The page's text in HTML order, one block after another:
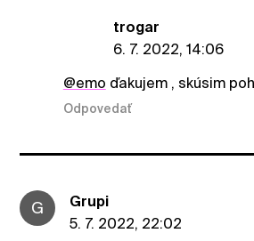
trogar
6. 7. 2022, 14:06
@emo ďakujem , skúsim
Odpovedať
G
Grupi
5. 7. 2022, 22:02